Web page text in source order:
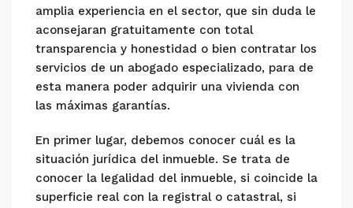
amplia experiencia en el sector, que sin duda le
aconsejaran gratuitamente con total
transparencia y honestidad o bien contratar los
servicios de un abogado especializado, para de
esta manera poder adquirir una vivienda con
las máximas garantías.
En primer lugar, debemos conocer cuál es la
situación jurídica del inmueble. Se trata de
conocer la legalidad del inmueble, si coincide la
superficie real con la registral o catastral, si